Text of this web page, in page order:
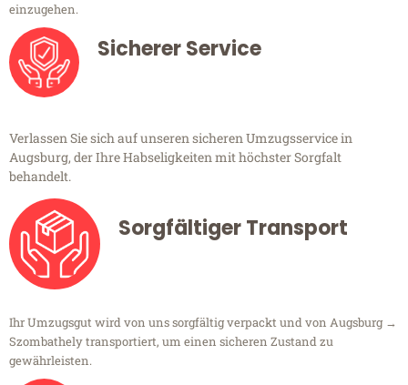
einzugehen.
Sicherer Service
Verlassen Sie sich auf unseren sicheren Umzugsservice in
Augsburg, der Ihre Habseligkeiten mit höchster Sorgfalt
behandelt.
Sorgfältiger Transport
Ihr Umzugsgut wird von uns sorgfältig verpackt und von Augsburg →
Szombathely transportiert, um einen sicheren Zustand zu
gewährleisten.